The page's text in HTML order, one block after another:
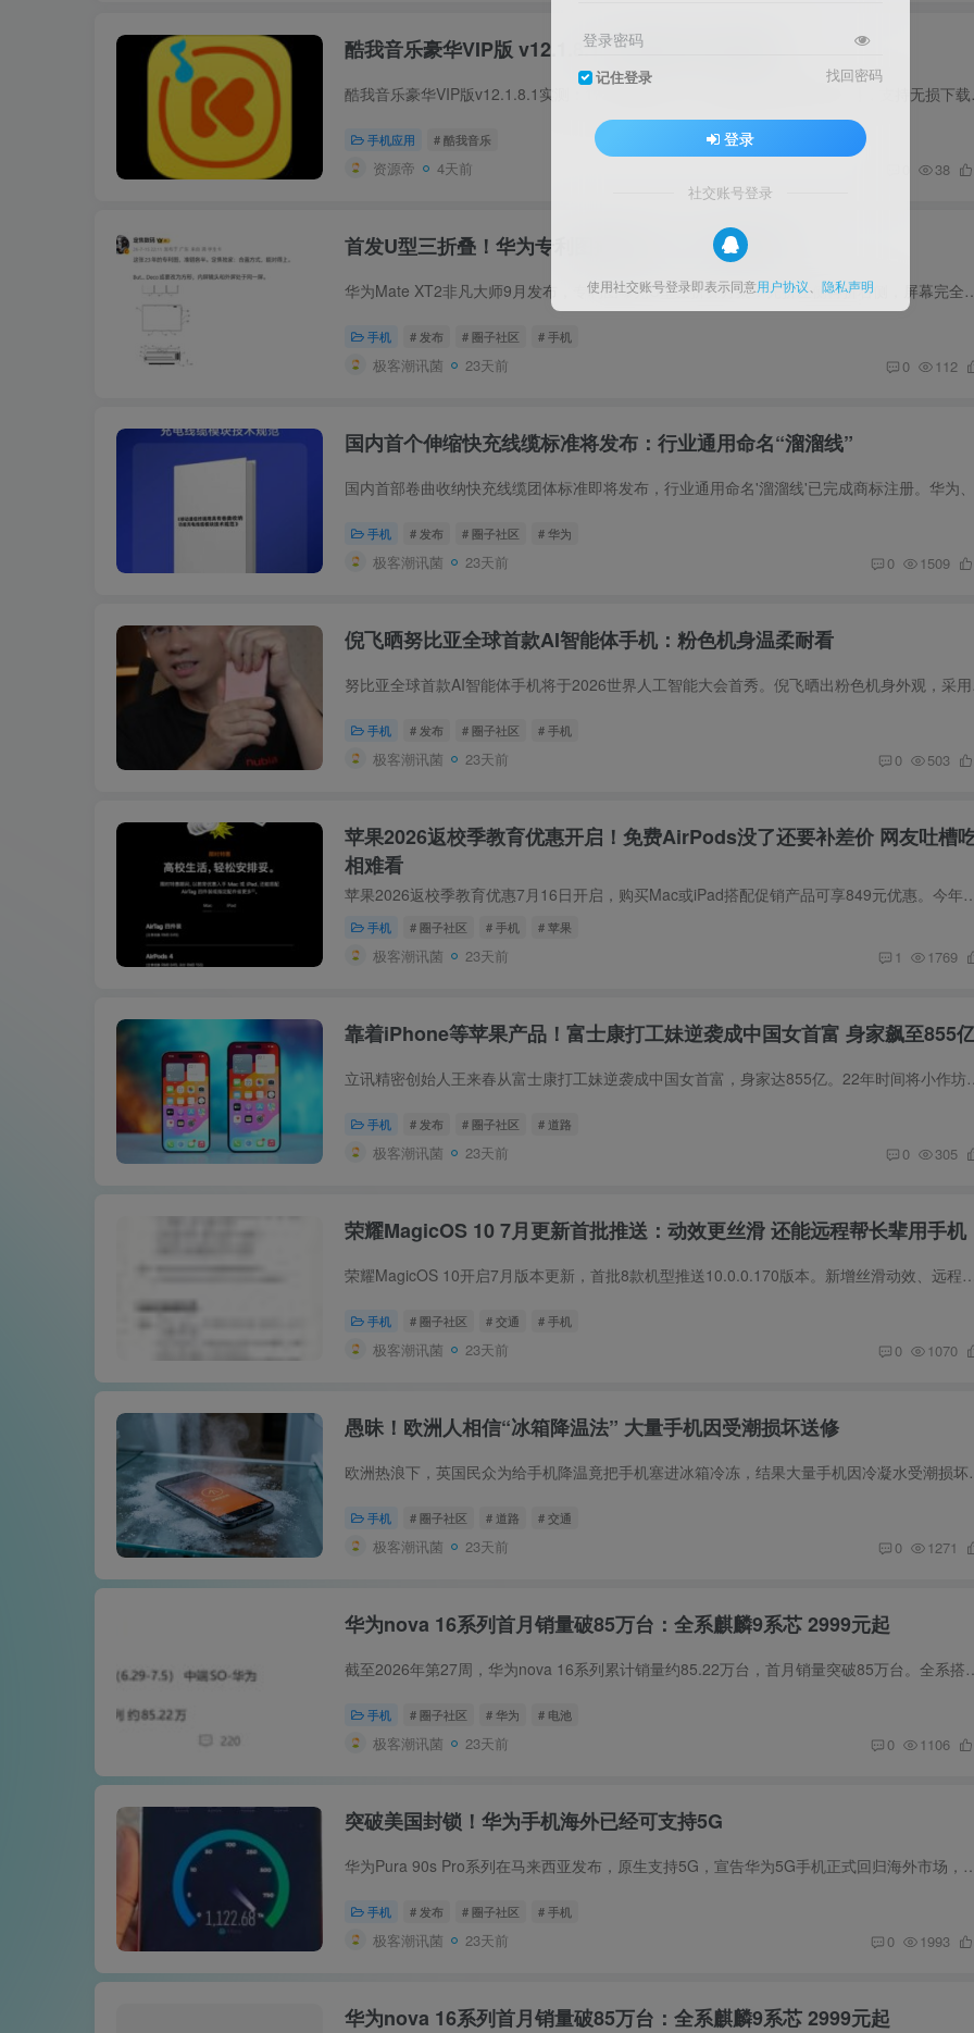
酷我音乐豪华VIP版 v12.1.8.1 资源详解与实测体验
酷我音乐豪华VIP版
手机应用 # 酷我音乐
资源帝 4天前 38
首发U型三折叠！华为专利图揭晓Mate XT2折叠方式
华为Mate XT2非凡大师9月发布，专利图曝光U型三折叠方案：先折左侧再折
手机 # 发布 # 圈子社区 # 手机
极客潮讯菌 23天前 0 112
国内首个伸缩快充线缆标准将发布：行业通用命名“溜溜线”
手机 # 发布 # 圈子社区 # 华为
极客潮讯菌 23天前 0 1509
倪飞晒努比亚全球首款AI智能体手机：粉色机身温柔耐看
努比亚全球
手机 # 发布 # 圈子社区 # 手机
极客潮讯菌 23天前 0 503
苹果2026返校季教育优惠开启！免费AirPods没了还要补差价 网友吐槽
相难看
苹果2026返校季教育优惠7月16日开启，购买Mac或iPad搭配促销产品可享849
手机 # 圈子社区 # 手机 # 苹果
极客潮讯菌 23天前 1 1769
靠着iPhone等苹果产品！富士康打工妹逆袭成中国女首富 身家飙至855
立讯精密创始人王来春从富士康打工妹逆
手机 # 发布 # 圈子社区 # 道路
极客潮讯菌 23天前 0 305
荣耀MagicOS 10 7月更新首批推送：动效更丝滑 还能远程帮长辈用手机
荣耀MagicOS 10开启7月版本更新，首批8款机型推送10.0.0.170版本。新增丝滑动效
手机 # 圈子社区 # 交通 # 手机
极客潮讯菌 23天前 0 1070
愚昧！欧洲人相信“冰箱降温法” 大量手机因受潮损坏送修
欧洲热浪下，英国民众为给手机降
手机 # 圈子社区 # 道路 # 交通
极客潮讯菌 23天前 0 1271
华为nova 16系列首月销量破85万台：全系麒麟9系芯 2999元起
截至2026年第27周，华为nova 16系列累计销量约
手机 # 圈子社区 # 华为 # 电池
极客潮讯菌 23天前 0 1106
突破美国封锁！华为手机海外已经可支持5G
华为Pura 90s Pro系列在马来西亚发布，原生支持5G，宣告华为5G手机正式回
手机 # 发布 # 圈子社区 # 手机
极客潮讯菌 23天前 0 1993
华为nova 16系列首月销量破85万台：全系麒麟9系芯 2999元起
登录密码
记住登录 找回密码
登录
社交账号登录
使用社交账号登录即表示同意用户协议 隐私声明